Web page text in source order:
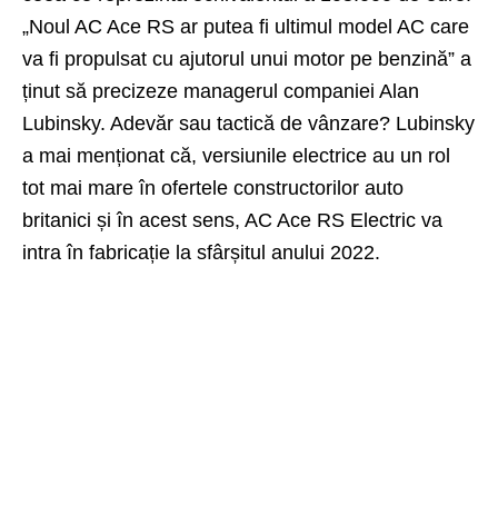
„Noul AC Ace RS ar putea fi ultimul model AC care
va fi propulsat cu ajutorul unui motor pe benzină” a
ținut să precizeze managerul companiei Alan
Lubinsky. Adevăr sau tactică de vânzare? Lubinsky
a mai menționat că, versiunile electrice au un rol
tot mai mare în ofertele constructorilor auto
britanici și în acest sens, AC Ace RS Electric va
intra în fabricație la sfârșitul anului 2022.